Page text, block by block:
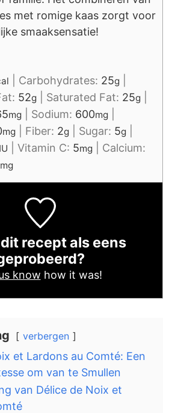
met romige kaas zorgt voor
smaaksensatie!
Carbohydrates: 25g
52g Saturated Fat: 25g
mg Sodium: 600mg
mg Fiber: 2g Sugar: 5g
IU Vitamin C: 5mg
Calcium:
mg
recept als eens
know how it was!
verbergen
et Lardons au Comté: Een
om van te Smullen
van Délice de Noix et